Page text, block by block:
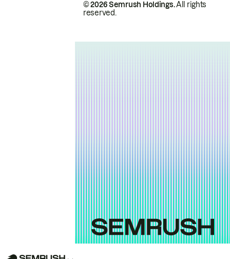
© 2026 Semrush Holdings.All rights
reserved.